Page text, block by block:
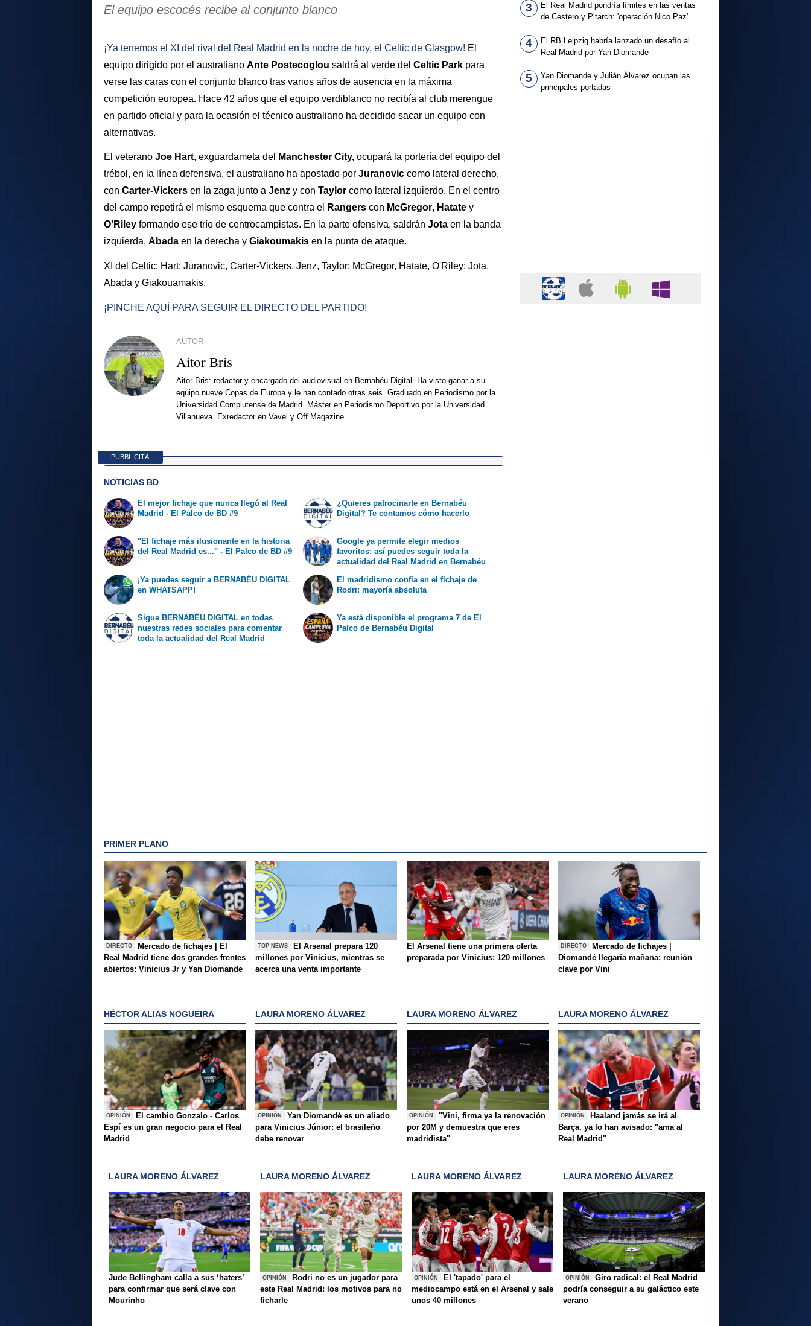
El equipo escocés recibe al conjunto blanco
¡Ya tenemos el XI del rival del Real Madrid en la noche de hoy, el Celtic de Glasgow! El
equipo dirigido por el australiano Ante Postecoglou saldrá al verde del Celtic Park para
verse las caras con el conjunto blanco tras varios años de ausencia en la máxima
competición europea. Hace 42 años que el equipo verdiblanco no recibía al club merengue
en partido oficial y para la ocasión el técnico australiano ha decidido sacar un equipo con
alternativas.
El veterano Joe Hart, exguardameta del Manchester City, ocupará la portería del equipo del
trébol, en la línea defensiva, el australiano ha apostado por Juranovic como lateral derecho,
con Carter-Vickers en la zaga junto a Jenz y con Taylor como lateral izquierdo. En el centro
del campo repetirá el mismo esquema que contra el
Rangers con McGregor, Hatate y
O'Riley formando ese trío de centrocampistas. En la parte ofensiva, saldrán Jota en la banda
izquierda, Abada en la derecha y Giakoumakis en la punta de ataque.
XI del Celtic: Hart; Juranovic, Carter-Vickers, Jenz, Taylor; McGregor, Hatate, O'Riley; Jota,
Abada y Giakouamakis.
¡PINCHE AQUÍ PARA SEGUIR EL DIRECTO DEL PARTIDO!
AUTOR
Aitor Bris
Aitor Bris: redactor y encargado del audiovisual en Bernabéu Digital. Ha visto ganar a su
equipo nueve Copas de Europa y le han contado otras seis. Graduado en Periodismo por la
Universidad Complutense de Madrid. Máster en Periodismo Deportivo por la Universidad
Villanueva. Exredactor en Vavel y Off Magazine.
PUBBLICITÀ
NOTICIAS BD
El mejor fichaje que nunca llegó al Real
Madrid - El Palco de BD #9
"El fichaje más ilusionante en la historia
del Real Madrid es..." - El Palco de BD #9
¿Quieres patrocinarte en Bernabéu
Digital? Te contamos cómo hacerlo
Google ya permite elegir medios
favoritos: así puedes seguir toda la
actualidad del Real Madrid en Bernabéu
¡Ya puedes seguir a BERNABÉU DIGITAL
en WHATSAPP!
Sigue BERNABÉU DIGITAL en todas
nuestras redes sociales para comentar
toda la actualidad del Real Madrid
El madridismo confía en el fichaje de
Rodri: mayoría absoluta
Ya está disponible el programa 7 de El
Palco de Bernabéu Digital
3
El Real Madrid pondría límites en las ventas
de Cestero y Pitarch: 'operación Nico Paz'
4
El RB Leipzig habría lanzado un desafío al
Real Madrid por Yan Diomande
5
Yan Diomande y Julián Álvarez ocupan las
principales portadas
PRIMER PLANO
DIRECTO
Mercado de fichajes | El
Real Madrid tiene dos grandes frentes
abiertos: Vinicius Jr y Yan Diomande
TOP NEWS
El Arsenal prepara 120
millones por Vinicius, mientras se
acerca una venta importante
El Arsenal tiene una primera oferta
preparada por Vinicius: 120 millones
DIRECTO
Mercado de fichajes |
Diomandé llegaría mañana; reunión
clave por Vini
HÉCTOR ALIAS NOGUEIRA
OPINIÓN
El cambio Gonzalo - Carlos
Espí es un gran negocio para el Real
Madrid
LAURA MORENO ÁLVAREZ
OPINIÓN
Yan Diomandé es un aliado
para Vinicius Júnior: el brasileño
debe renovar
LAURA MORENO ÁLVAREZ
OPINIÓN
"Vini, firma ya la renovación
por 20M y demuestra que eres
madridista"
LAURA MORENO ÁLVAREZ
OPINIÓN
Haaland jamás se irá al
Barça, ya lo han avisado: "ama al
Real Madrid"
LAURA MORENO ÁLVAREZ
Jude Bellingham calla a sus ‘haters’
para confirmar que será clave con
Mourinho
LAURA MORENO ÁLVAREZ
OPINIÓN
Rodri no es un jugador para
este Real Madrid: los motivos para no
ficharle
LAURA MORENO ÁLVAREZ
OPINIÓN
El 'tapado' para el
mediocampo está en el Arsenal y sale
unos 40 millones
LAURA MORENO ÁLVAREZ
OPINIÓN
Giro radical: el Real Madrid
podría conseguir a su galáctico este
verano